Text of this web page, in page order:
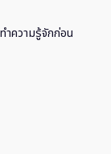
ความรู้จักก่อน